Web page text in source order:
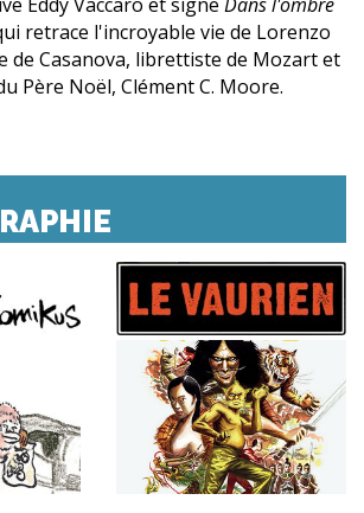
retrace l'incroyable vie de Lorenzo
de Casanova, librettiste de Mozart et
Père Noël, Clément C. Moore.